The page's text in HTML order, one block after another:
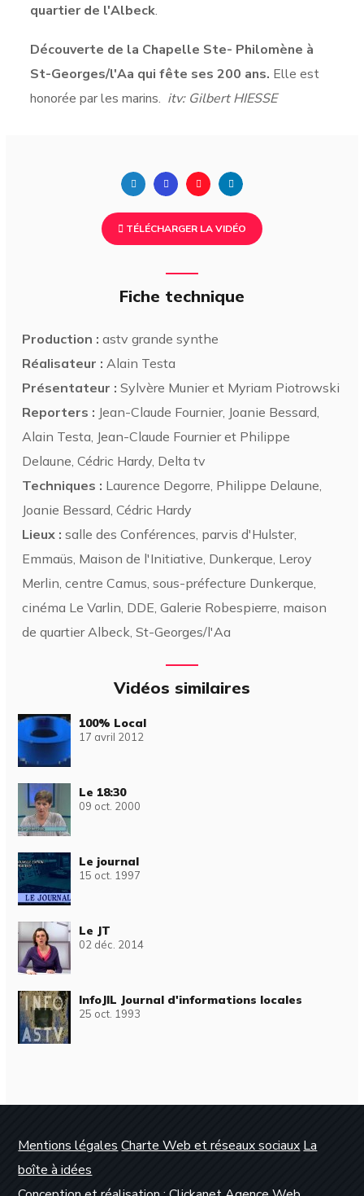
quartier de l'Albeck.
Découverte de la Chapelle Ste- Philomène à
St-Georges/l'Aa qui fête ses 200 ans. Elle est
honorée par les marins. itv: Gilbert HIESSE
TÉLÉCHARGER LA VIDÉO
Fiche technique
Production : astv grande synthe
Réalisateur : Alain Testa
Présentateur : Sylvère Munier et Myriam Piotrowski
Reporters : Jean-Claude Fournier, Joanie Bessard,
Alain Testa, Jean-Claude Fournier et Philippe
Delaune, Cédric Hardy, Delta tv
Techniques : Laurence Degorre, Philippe Delaune,
Joanie Bessard, Cédric Hardy
Lieux : salle des Conférences, parvis d'Hulster,
Emmaüs, Maison de l'Initiative, Dunkerque, Leroy
Merlin, centre Camus, sous-préfecture Dunkerque,
cinéma Le Varlin, DDE, Galerie Robespierre, maison
de quartier Albeck, St-Georges/l'Aa
Vidéos similaires
100% Local
17 avril 2012
Le 18:30
09 oct. 2000
Le journal
15 oct. 1997
Le JT
02 déc. 2014
InfoJIL Journal d'informations locales
25 oct. 1993
Mentions légales Charte Web et réseaux sociaux La
boîte à idées